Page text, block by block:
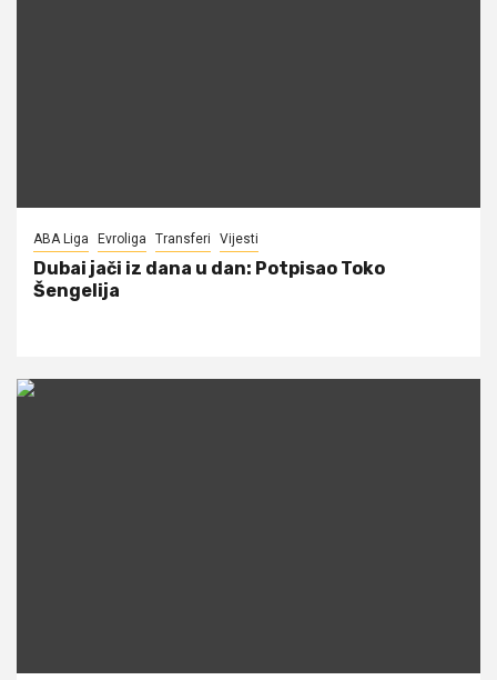
ABA Liga Evroliga Transferi Vijesti
Dubai jači iz dana u dan: Potpisao Toko
Šengelija